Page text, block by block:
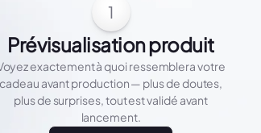
1
Prévisualisation produit
exactement à quoi ressemblera votre
cadeau avant production — plus de doutes,
plus de surprises, tout est validé avant
lancement.